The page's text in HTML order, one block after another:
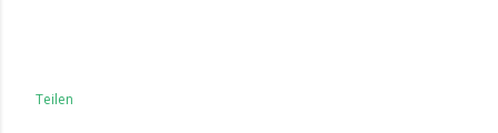
Teilen